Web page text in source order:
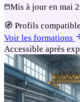
Mis à jour en mai
🧭 Profils
Voir les formations
Accessible après